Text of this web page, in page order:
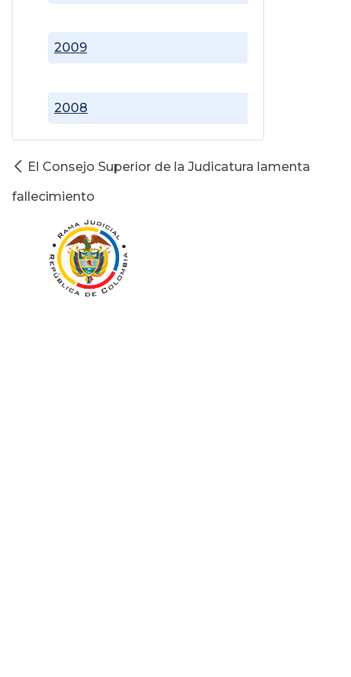
2008
2009
El Consejo Superior de la Judicatura lamenta
fallecimiento